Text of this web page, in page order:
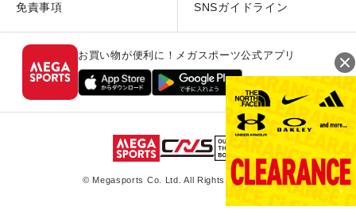
免責事項 SNSガイドライン
お買い物が便利に！メガスポーツ公式アプリ
© Megasports Co. Ltd. All Rights Reserved.